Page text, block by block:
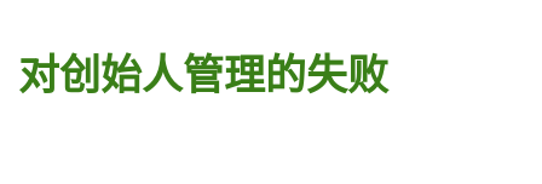
对创始人管理的失败